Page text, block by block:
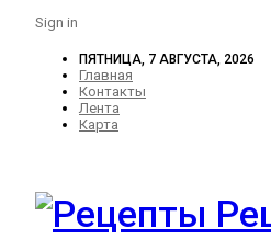
Sign in
ПЯТНИЦА, 7 АВГУСТА, 2026
Главная
Контакты
Лента
Карта